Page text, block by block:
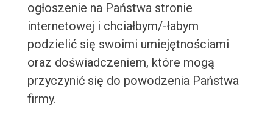
ogłoszenie na Państwa stronie
internetowej i chciałbym/-łabym
podzielić się swoimi umiejętnościami
oraz doświadczeniem, które mogą
przyczynić się do powodzenia Państwa
firmy.